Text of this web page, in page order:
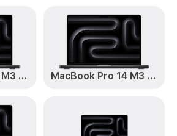
MacBook Pro 2020
от 1495₽
MacBook Pro 2020
от 1000₽
MacBook Pro 2020
MacBook Pro 14 M3 2023 MacBook Pro 14 M3 Pro 2023